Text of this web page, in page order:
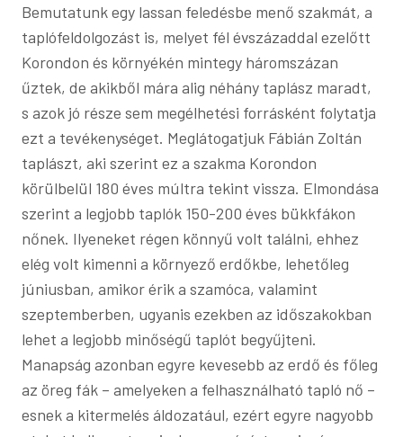
Bemutatunk egy lassan feledésbe menő szakmát, a
taplófeldolgozást is, melyet fél évszázaddal ezelőtt
Korondon és környékén mintegy háromszázan
űztek, de akikből mára alig néhány taplász maradt,
s azok jó része sem megélhetési forrásként folytatja
ezt a tevékenységet. Meglátogatjuk Fábián Zoltán
taplászt, aki szerint ez a szakma Korondon
körülbelül 180 éves múltra tekint vissza. Elmondása
szerint a legjobb taplók 150-200 éves bükkfákon
nőnek. Ilyeneket régen könnyű volt találni, ehhez
elég volt kimenni a környező erdőkbe, lehetőleg
júniusban, amikor érik a szamóca, valamint
szeptemberben, ugyanis ezekben az időszakokban
lehet a legjobb minőségű taplót begyűjteni.
Manapság azonban egyre kevesebb az erdő és főleg
az öreg fák – amelyeken a felhasználható tapló nő –
esnek a kitermelés áldozatául, ezért egyre nagyobb